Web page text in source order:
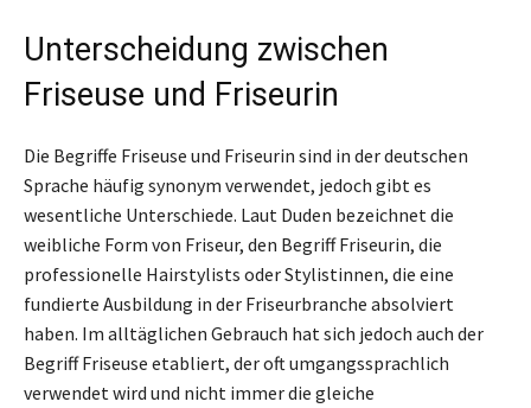
Unterscheidung zwischen
Friseuse und Friseurin
Die Begriffe Friseuse und Friseurin sind in der deutschen
Sprache häufig synonym verwendet, jedoch gibt es
wesentliche Unterschiede. Laut Duden bezeichnet die
weibliche Form von Friseur, den Begriff Friseurin, die
professionelle Hairstylists oder Stylistinnen, die eine
fundierte Ausbildung in der Friseurbranche absolviert
haben. Im alltäglichen Gebrauch hat sich jedoch auch der
Begriff Friseuse etabliert, der oft umgangssprachlich
verwendet wird und nicht immer die gleiche